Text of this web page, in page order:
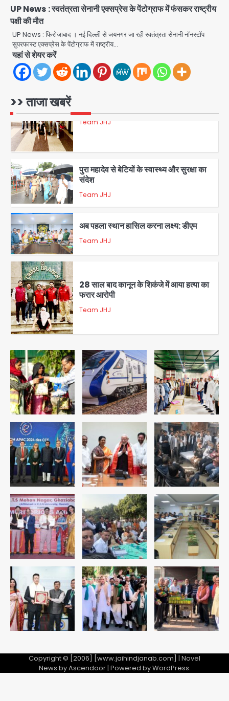
UP News : स्वतंत्रता सेनानी एक्सप्रेस के पेंटोग्राफ में फंसकर राष्ट्रीय
पक्षी की मौत
UP News : फिरोजाबाद । नई दिल्ली से जयनगर जा रही स्वतंत्रता सेनानी नॉनस्टॉप
सुपरफास्ट एक्सप्रेस के पेंटोग्राफ में राष्ट्रीय…
यहां से शेयर करें
>> ताजा खबरें
4
डबल मर्डर का मुख्य साजिशकर्ता क्राइम ब्रांच
Team JHJ
5
Team JHJ
1
पुरा महादेव से बेटियों के स्वास्थ्य और सुरक्षा का
संदेश
Team JHJ
2
अब पहला स्थान हासिल करना लक्ष्य: डीएम
Team JHJ
3
28 साल बाद कानून के शिकंजे में आया हत्या का
फरार आरोपी
Team JHJ
4
डबल मर्डर का मुख्य साजिशकर्ता क्राइम ब्रांच
के हत्थे
Team JHJ
5
रोहित चौधरी गैंग का कुख्यात बदमाश राजस्थान
से गिरफ्तार
Team JHJ
1
पुरा महादेव से बेटियों के स्वास्थ्य और सुरक्षा का
संदेश
Team JHJ
2
अब पहला स्थान हासिल करना लक्ष्य: डीएम
Team JHJ
फरार आरोपी
Team JHJ
Copyright © [2006] [www.jaihindjanab.com] | Novel
News byAscendoor| Powered byWordPress.